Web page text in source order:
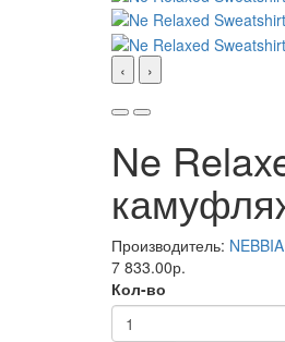
‹ ›
Ne
Производитель: NEBBIA
7 833.00р.
Кол-во